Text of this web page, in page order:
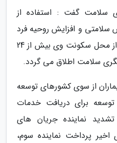
سلامت گفت : استفاده از
سلامتی و افزایش روحیه فرد
منجر شده و در مکانی خارج از محل سکونت وی بیش از 24
سلامت اطلاق می گردد.
از سوی کشورهای توسعه
برای دریافت خدمات
نماینده جریان های
پرداخت نماینده سوم،